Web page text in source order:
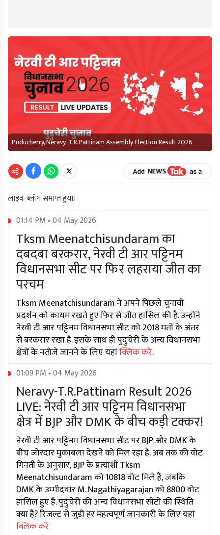
Puducherry, Neravy-T.R.Pattinam Assembly Election Result 2026
लाइव-ब्लॉग समाप्त हुया।
01:14 PM • 04 May 2026
Tksm Meenatchisundaram का
दबदबा बरकरार, नेरवी टी आर पट्टिनम
विधानसभा सीट पर फिर लहराया जीत का
परचम
Tksm Meenatchisundaram ने अपने पिछले चुनावी
प्रदर्शन को कायम रखते हुए फिर से जीत हासिल की है. उन्होंने
नेरवी टी आर पट्टिनम विधानसभा सीट को 2018 मतों के अंतर
से बरकरार रखा है. इसके साथ ही पुदुचेरी के अन्य विधानसभा
क्षेत्रों के नतीजे जानने के लिए यहांक्लिक करें.
01:09 PM • 04 May 2026
Neravy-T.R.Pattinam Result 2026
LIVE: नेरवी टी आर पट्टिनम विधानसभा
क्षेत्र में BJP और DMK के बीच कड़ी टक्कर!
नेरवी टी आर पट्टिनम विधानसभा सीट पर BJP और DMK के
बीच जोरदार मुकाबला देखने को मिल रहा है. अब तक की वोट
गिनती के अनुसार, BJP के प्रत्याशी Tksm
Meenatchisundaram को 10818 वोट मिले हैं, जबकि
DMK के उम्मीदवार M. Nagathiyagarajan को 8800 वोट
हासिल हुए हैं. पुदुचेरी की अन्य विधानसभा सीटों की स्थिति
क्या है? रिजल्ट से जुड़ी हर महत्वपूर्ण जानकारी के लिए यहां
क्लिक करें